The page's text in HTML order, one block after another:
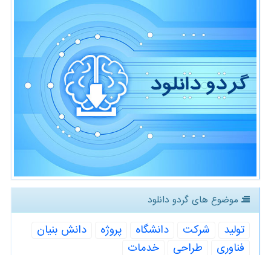
موضوع های گردو دانلود
تولید شركت دانشگاه پروژه
دانش بنیان
فناوری
طراحی خدمات